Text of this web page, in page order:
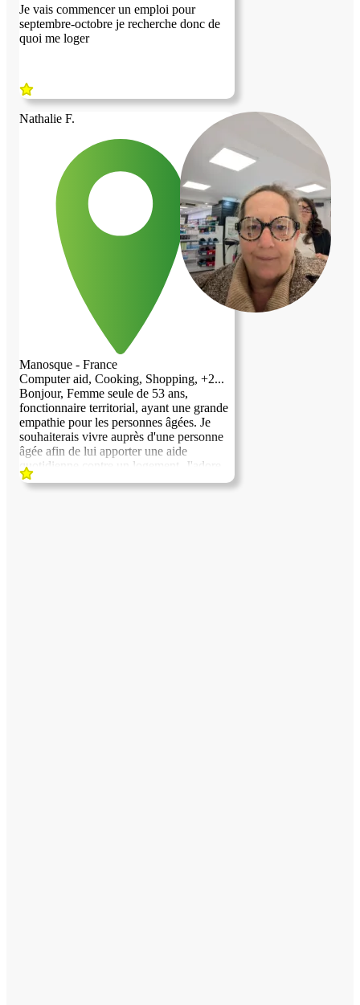
Je vais commencer un emploi pour
septembre-octobre je recherche donc de
quoi me loger
Nathalie F.
Manosque - France
Computer aid, Cooking, Shopping, +2...
Bonjour, Femme seule de 53 ans,
fonctionnaire territorial, ayant une grande
empathie pour les personnes âgées. Je
souhaiterais vivre auprès d'une personne
âgée afin de lui apporter une aide
quotidienne contre un logement. J'adore
cuisiner, le jardinage, la lecture, j'ai ma